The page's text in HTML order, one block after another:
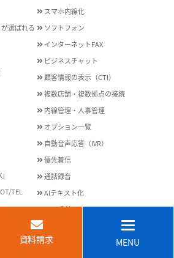
選ばれる
TEL
の比較
スマホ内線化
ソフトフォン
インターネットFAX
ビジネスチャット
顧客情報の表示（CTI）
複数店舗・複数拠点の接続
内線管理・人事管理
オプション一覧
自動音声応答（IVR）
優先着信
通話録音
AIテキスト化
iPad受付
ブラウザ電話（ブラウザフォン）
オートコール
資料請求 MENU